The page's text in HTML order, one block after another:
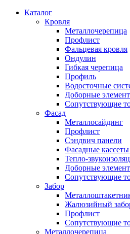
Каталог
Кровля
Металлочерепица
Профлист
Фальцевая кровля
Ондулин
Гибкая черепица
Профиль
Водосточные
Доборные
Сопутствующие
Фасад
Металлосайдинг
Профлист
Сэндвич панели
Фасадные
Тепло-
Доборные
Сопутствующие
Забор
Жалюзийный
Профлист
Сопутствующие
Металлочерепица